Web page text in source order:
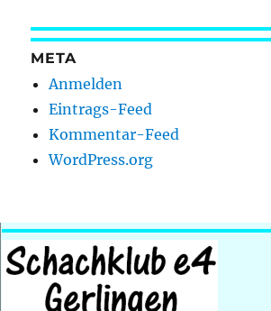
META
Anmelden
Eintrags-Feed
Kommentar-Feed
WordPress.org